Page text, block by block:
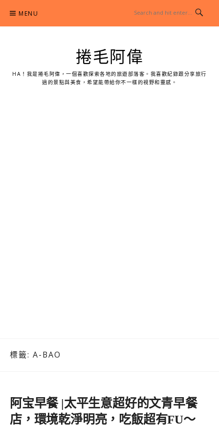
content
MENU
捲毛阿偉
HA！我是捲毛阿偉，一個喜歡探索各地的旅遊部落客。我喜歡紀錄跟分享旅行
過的景點與美食，希望能帶給你不一樣的視野和靈感。
標籤: A-BAO
阿宝早餐 |太平生意超好的文青早餐
店，環境乾淨明亮，吃飯超有FU～